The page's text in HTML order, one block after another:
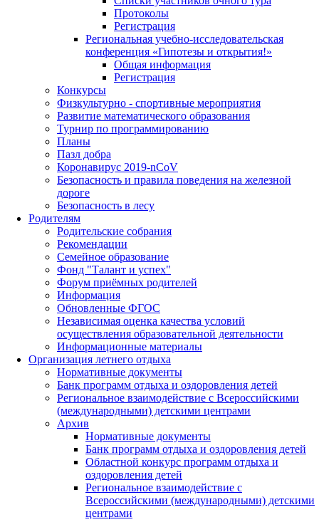
Протоколы
Регистрация
Региональная учебно-исследовательская
конференция «Гипотезы и открытия!»
Общая информация
Регистрация
Конкурсы
Физкультурно - спортивные мероприятия
Развитие математического образования
Турнир по программированию
Планы
Пазл добра
Коронавирус 2019-nCoV
Безопасность и правила поведения на железной
дороге
Безопасность в лесу
Родителям
Родительские собрания
Рекомендации
Семейное образование
Фонд "Талант и успех"
Форум приёмных родителей
Информация
Обновленные ФГОС
Независимая оценка качества условий
осуществления образовательной деятельности
Информационные материалы
Организация летнего отдыха
Нормативные документы
Банк программ отдыха и оздоровления детей
Региональное взаимодействие с Всероссийскими
(международными) детскими центрами
Архив
Нормативные документы
Банк программ отдыха и оздоровления детей
Областной конкурс программ отдыха и
оздоровления детей
Региональное взаимодействие с
Всероссийскими (международными) детскими
центрами